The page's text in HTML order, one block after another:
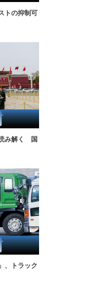
トの抑制可
読み解く 国
、トラック